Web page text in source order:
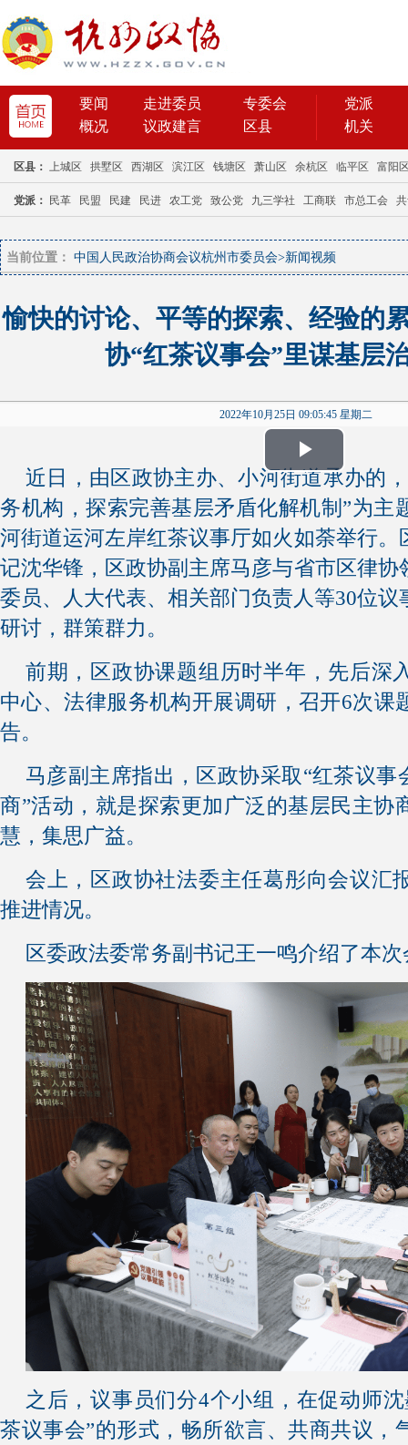
当前位置： 中国人民政治协商会议杭州市委员会>新闻视频
愉快的讨论、平等的探索、经验
协“红茶议事会”里谋基层
2022年10月25日 09:05:45 星期二
Play
Video
近日，由区政协主办、小河街道承办的
务机构，探索完善基层矛盾化解机制”为主
河街道运河左岸红茶议事厅如火如荼举行。
记沈华锋，区政协副主席马彦与省市区律协
委员、人大代表、相关部门负责人等30位
研讨，群策群力。
前期，区政协课题组历时半年，先后深
中心、法律服务机构开展调研，召开6次课
告。
马彦副主席指出，区政协采取“红茶议事
商”活动，就是探索更加广泛的基层民主协
慧，集思广益。
会上，区政协社法委主任葛彤向会议汇
推进情况。
区委政法委常务副书记王一鸣介绍了本
之后，议事员们分4个小组，在促动师
茶议事会”的形式，畅所欲言、共商共议，